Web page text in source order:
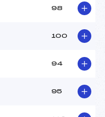
98
100
94
95